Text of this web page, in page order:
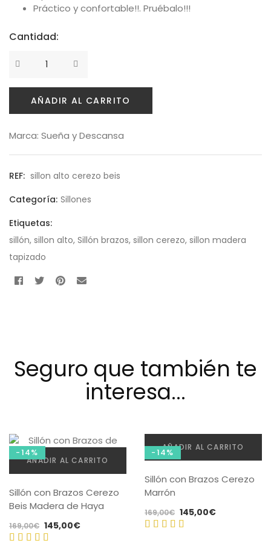
Práctico y confortable!!. Pruébalo!!!
Cantidad:
AÑADIR AL CARRITO
Marca: Sueña y Descansa
REF: sillon alto cerezo beis
Categoría: Sillones
Etiquetas:
sillón, sillon alto, Sillón brazos, sillon cerezo, sillon madera
tapizado
Seguro que también te
interesa...
-14%
AÑADIR AL CARRITO
Sillón con Brazos Cerezo
Beis Madera de Haya
169,00€ El
precio
145,00€El
-14%AÑADIR AL CARRITO
Sillón con Brazos Cerezo
Marrón
169,00€ El
precio
145,00€El